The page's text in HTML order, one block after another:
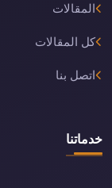
المقالات
كل المقالات
اتصل بنا
خدماتنا